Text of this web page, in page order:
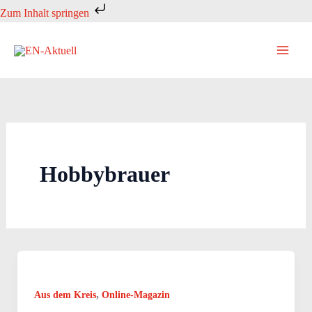
Zum Inhalt springen
Zum
springen
Hobbybrauer
Aus dem Kreis, Online-Magazin